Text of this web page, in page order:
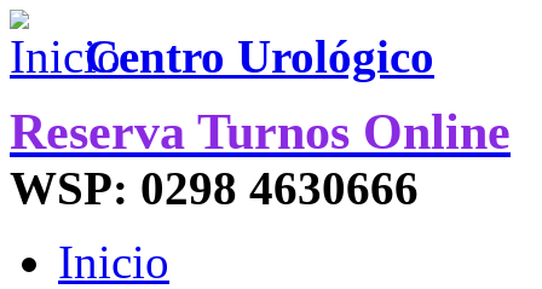
Centro Urológico
Reserva Turnos Online
WSP: 0298 4630666
Inicio